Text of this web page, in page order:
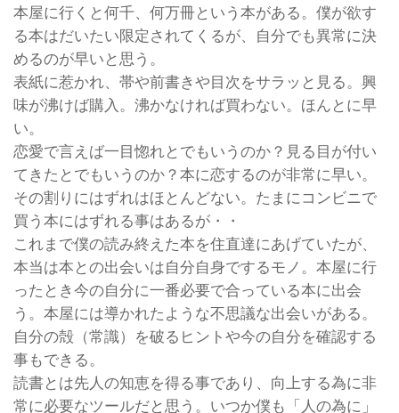
本屋に行くと何千、何万冊という本がある。僕が欲す
る本はだいたい限定されてくるが、自分でも異常に決
めるのが早いと思う。
表紙に惹かれ、帯や前書きや目次をサラッと見る。興
味が沸けば購入。沸かなければ買わない。ほんとに早
い。
恋愛で言えば一目惚れとでもいうのか？見る目が付い
てきたとでもいうのか？本に恋するのが非常に早い。
その割りにはずれはほとんどない。たまにコンビニで
買う本にはずれる事はあるが・・
これまで僕の読み終えた本を住直達にあげていたが、
本当は本との出会いは自分自身でするモノ。本屋に行
ったとき今の自分に一番必要で合っている本に出会
う。本屋には導かれたような不思議な出会いがある。
自分の殻（常識）を破るヒントや今の自分を確認する
事もできる。
読書とは先人の知恵を得る事であり、向上する為に非
常に必要なツールだと思う。いつか僕も「人の為に」